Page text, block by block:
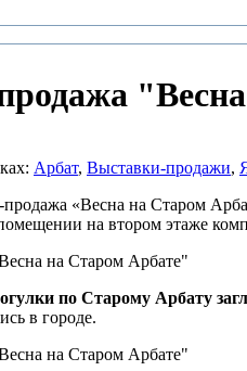
Арбат, Выставки-продажи,
«Весна на Старом
на втором этаже
по Старому Арбату
в городе.